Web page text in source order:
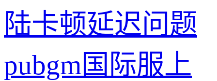
陆卡顿延迟问题
pubgm国际服上